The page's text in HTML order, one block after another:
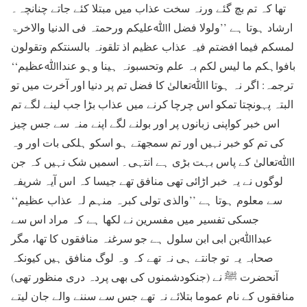
تھا کہ تم بچ گئے ورنہ سخت عذاب میں مبتلا کئے جاتے چنانچہ۔
ارشاد ہوتا ہے ’’ولولا فضل اﷲعلیکم ورحمتہ فی الدنیا والاخرۃ
لمسکم فیما افضتم فیہ عذاب عظیم اذ تلقونہ بالسنتکم وتقولون
بافواہکم ما لیس لکم بہ علم وتحسبونہ ہینا وہو عنداﷲعظیم‘‘
ترجمہ: اگر نہ ہوتا اﷲتعالیٰ کا فضل تم پر دنیا اور آخرت میں تو
البتہ پہونچتا تمکو اس چرچا کرنے میں عذاب بڑا جب لینے لگے تم
اس خبر کواپنی زبانوں پر اور بولنے لگے اپنے منہ سے جس چیز
کی تم کو خبر نہیں اور تم سمجھتے ہو اسکو ہلکی بات اور وہ
اﷲتعالیٰ کے پاس بہت بڑی ہے انتہی۔ اسمیں شک نہیں کہ جن
لوگوں نے یہ خبر اڑائی تھی منافق تھے جیسا کہ اس آیہ شریفہ
سے معلوم ہوتا ہے ’’والذی تولی کبرہ منہم لہ عذاب عظیم‘‘
جسکی تفسیر میں مفسرین نے لکھا ہے کہ مراد اس سے
عبداﷲبن ابی ابن سلول ہے جو سرغنہ منافقوں کا تھا، مگر
صحابہ یہ تو جانتے ہی نہ تھے کہ وہ لوگ منافق ہیں کیونکہ
آنحضرت ﷺ نے (جنکودشمنوں کی بھی پردہ دری منظور تھی)
منافقوں کے نام عموما بتلائے نہ تھے جس سے سننے والے جان لیتے